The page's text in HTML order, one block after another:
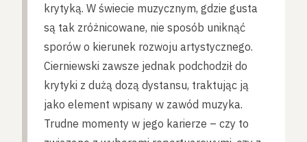
krytyką. W świecie muzycznym, gdzie gusta
są tak zróżnicowane, nie sposób uniknąć
sporów o kierunek rozwoju artystycznego.
Cierniewski zawsze jednak podchodził do
krytyki z dużą dozą dystansu, traktując ją
jako element wpisany w zawód muzyka.
Trudne momenty w jego karierze – czy to